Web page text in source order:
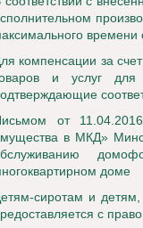
времени
компенсации за
и услуг для
от
в МКД»
доме
сиротам и
с